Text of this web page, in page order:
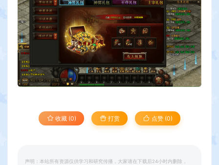
收藏 (0) 打赏 点赞 (0)
声明：本站所有资源仅供学习和研究传播，大家请在下载后24小时内删除，